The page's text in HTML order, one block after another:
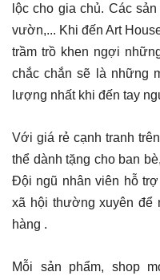
lộc cho gia chủ. Các
vườn,... Khi đến Art
trầm trồ khen ngợi
chắc chắn sẽ là những
lượng nhất khi đến tay
Với giá rẻ cạnh tranh
thể dành tặng cho ban
Đội ngũ nhân viên hỗ
xã hội thường xuyên để
hàng .
Mỗi sản phẩm, shop